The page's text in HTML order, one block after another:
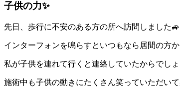
子供の力✨
先日、歩行に不安のある方の所へ訪問しました🚙
インターフォンを鳴らすといつもなら居間の方
私が子供を連れて行くと連絡していたからでし
施術中も子供の動きにたくさん笑っていただい